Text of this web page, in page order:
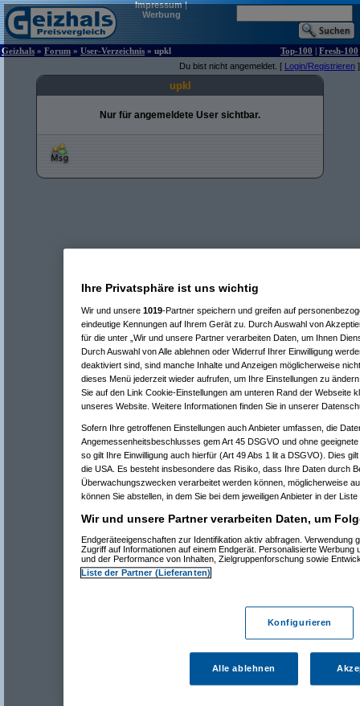
Impressum|
Werbung
Geizhals » Forum » User-Verzeichnis » upkl Top-100 | Fresh-100
Du bist nicht angemeldet. [ Login/Registrieren ]
upkl
Nur für angemeldete User sichtbar.
Ihre Privatsphäre ist uns wichtig
Wir und unsere 1019-Partner speichern und greifen auf
eindeutige Kennungen auf Ihrem Gerät zu. Durch Auswahl von
für die unter „Wir und unsere Partner verarbeiten Daten, um Ihnen
Durch Auswahl von Alle ablehnen oder Widerruf Ihrer Einwilligung
deaktiviert sind, sind manche Inhalte und Anzeigen möglicherweise
dieses Menü jederzeit wieder aufrufen, um Ihre Einstellungen zu
Sie auf den Link Cookie-Einstellungen am unteren Rand der Webseite
unseres Website. Weitere Informationen finden Sie in unserer
Sofern Ihre getroffenen Einstellungen auch Anbieter umfassen, die
Angemessenheitsbeschlusses gem Art 45 DSGVO und ohne
so gilt Ihre Einwilligung auch hierfür (Art 49 Abs 1 lit a DSGVO). Dies
die USA. Es besteht insbesondere das Risiko, dass Ihre Daten durch
Überwachungszwecken verarbeitet werden können, möglicherweise
können Sie abstellen, in dem Sie bei dem jeweiligen Anbieter in der
Wir und unsere Partner verarbeiten Daten, um
Endgeräteeigenschaften zur Identifikation aktiv abfragen. Verwendung
Zugriff auf Informationen auf einem Endgerät. Personalisierte Werbung
und der Performance von Inhalten, Zielgruppenforschung sowie
Liste der Partner (Lieferanten)
Konfigurieren
Alle ablehnen